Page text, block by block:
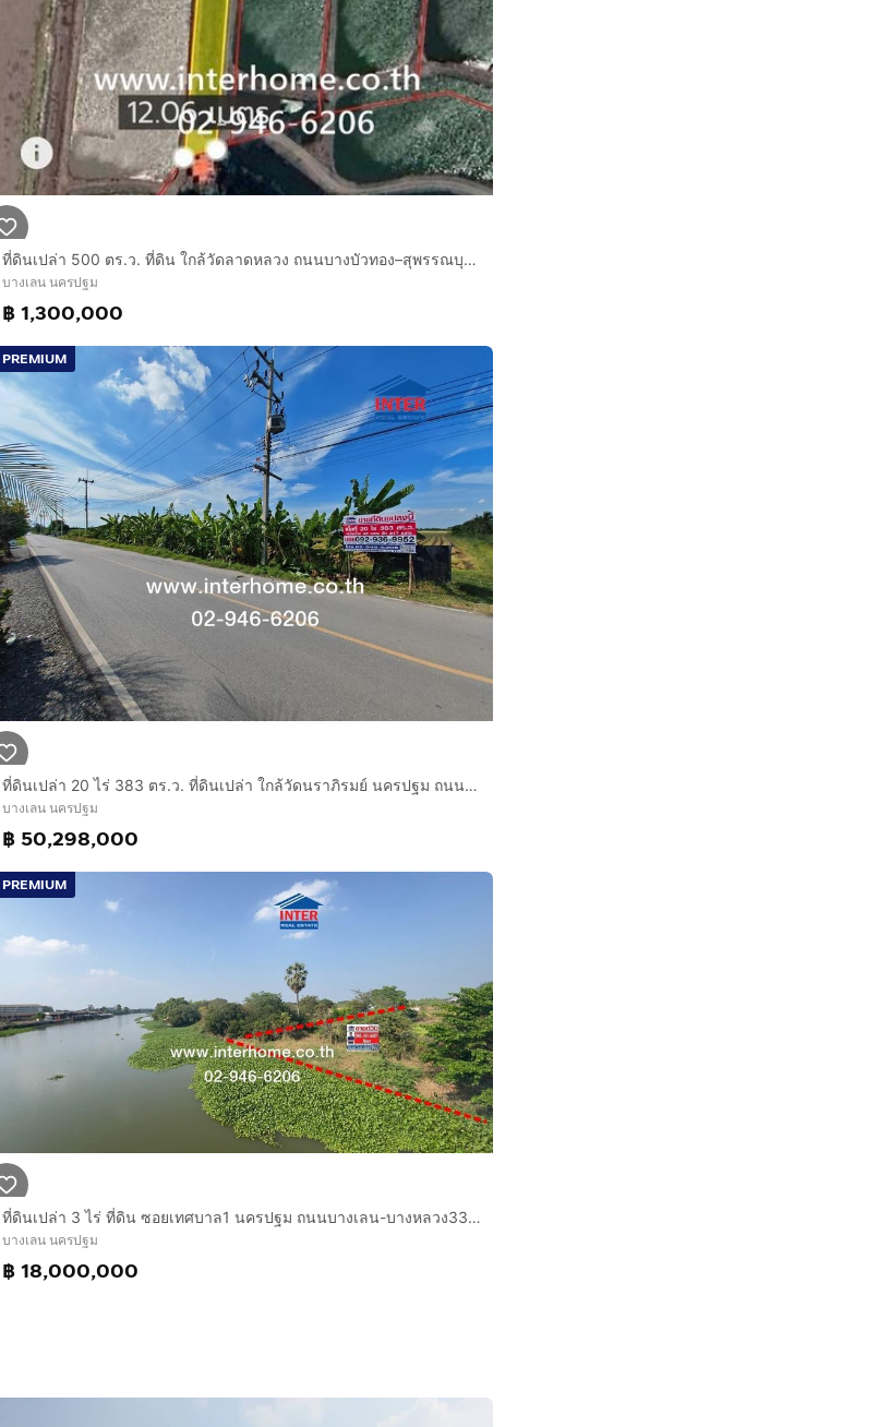
ที่ดินเปล่า 500 ตร.ว. ที่ดิน ใกล้วัดลาดหลวง ถนนบางบัวทอง–สุพรรณบุรี ถนนปทุมธานี-บางเลน บางเลน นครปฐม
บางเลน นครปฐม
฿ 1,300,000
PREMIUM
ที่ดินเปล่า 20 ไร่ 383 ตร.ว. ที่ดินเปล่า ใกล้วัดนราภิรมย์ นครปฐม ถนนกาญจนาภิเษก ถนนกรุงนนท์-จงถนอม บางเลน นครปฐม
บางเลน นครปฐม
฿ 50,298,000
PREMIUM
ที่ดินเปล่า 3 ไร่ ที่ดิน ซอยเทศบาล1 นครปฐม ถนนบางเลน-บางหลวง3351 ถนนมาลัยแมน บางเลน นครปฐม
บางเลน นครปฐม
฿ 18,000,000